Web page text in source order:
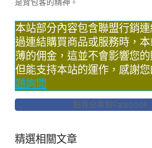
本站部分內容包含聯盟行銷
過連結購買商品或服務時，
薄的佣金，這並不會影響您的
但能支持本站的運作，感謝您
題詢問
點我分享到Facebook
精選相關文章